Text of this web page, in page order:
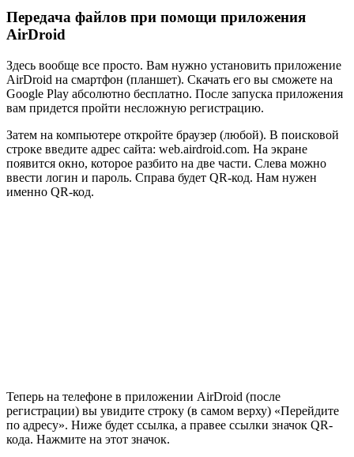
Передача файлов при помощи приложения
AirDroid
Здесь вообще все просто. Вам нужно установить приложение
AirDroid на смартфон (планшет). Скачать его вы сможете на
Google Play абсолютно бесплатно. После запуска приложения
вам придется пройти несложную регистрацию.
Затем на компьютере откройте браузер (любой). В поисковой
строке введите адрес сайта: web.airdroid.com. На экране
появится окно, которое разбито на две части. Слева можно
ввести логин и пароль. Справа будет QR-код. Нам нужен
именно QR-код.
Теперь на телефоне в приложении AirDroid (после
регистрации) вы увидите строку (в самом верху) «Перейдите
по адресу». Ниже будет ссылка, а правее ссылки значок QR-
кода. Нажмите на этот значок.